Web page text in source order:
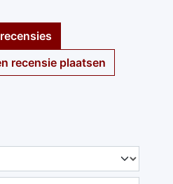
recensie plaatsen